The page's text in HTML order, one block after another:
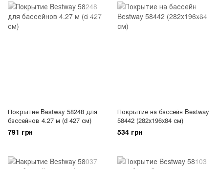
Покрытие Bestway 58248 для
бассейнов 4.27 м (d 427 см)
791 грн
Покрытие на бассейн Bestway
58442 (282х196х84 см)
534 грн